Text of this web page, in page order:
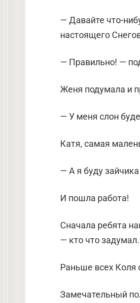
— Давайте что-
настоящего
— Правильно! —
Женя подумала и
— У меня слон
Катя, самая
— А я буду
И пошла работа!
Сначала ребята
— кто что задумал.
Раньше всех Коля
Замечательный